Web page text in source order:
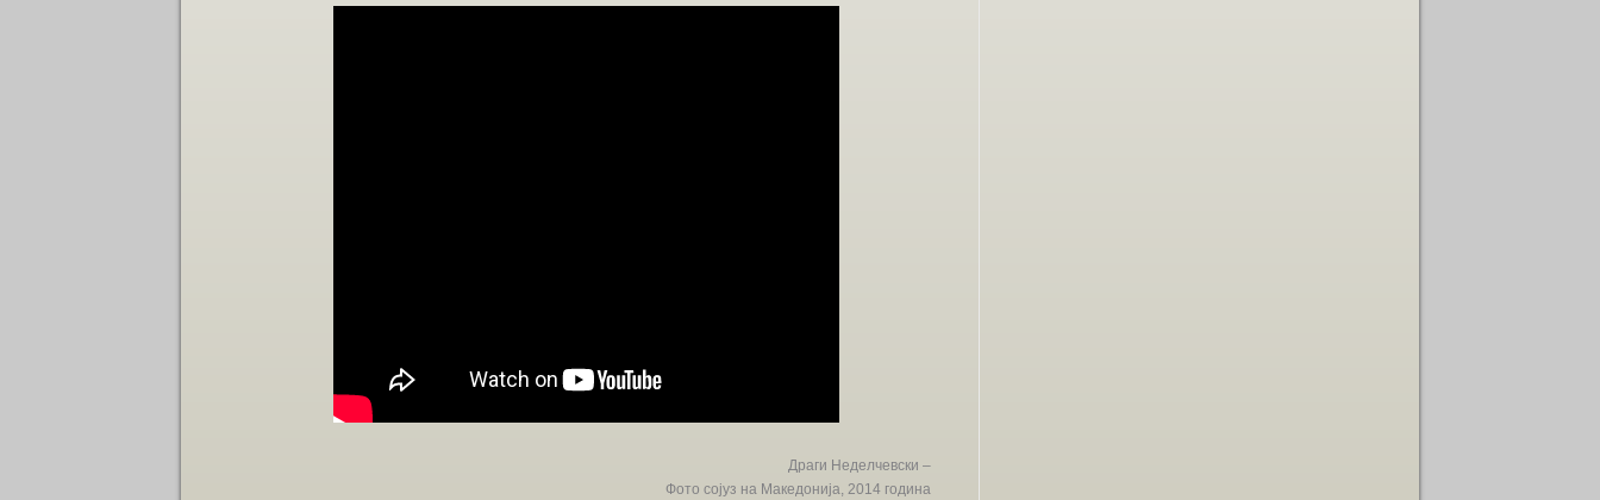
Драги Неделчевски –
Фото сојуз на Македонија, 2014 година